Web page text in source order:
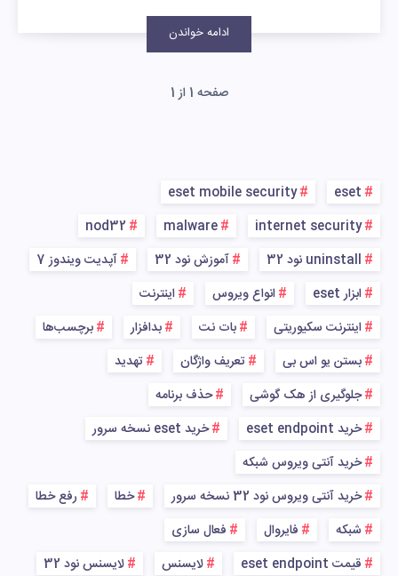
ادامه خواندن
صفحه 1 از 1
eset
eset mobile security
internet security
malware
nod32
uninstall نود 32
آموزش نود 32
آپدیت ویندوز 7
ابزار eset
انواع ویروس
اینترنت
اینترنت سکیوریتی
بات نت بدافزار
برچسب‌ها
بستن یو اس بی
تعریف واژگان
تهدید
جلوگیری از هک گوشی
حذف برنامه
خرید eset endpoint
خرید eset نسخه سرور
خرید آنتی ویروس شبکه
خرید آنتی ویروس نود 32 نسخه سرور
خطا
رفع خطا
شبکه
فایروال
فعال سازی
قیمت eset endpoint
لایسنس لایسنس نود 32